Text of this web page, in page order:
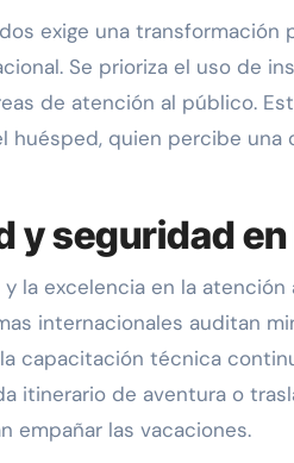
exige una
Se prioriza el uso de
de atención al público.
huésped, quien percibe
y seguridad
la excelencia en la
internacionales auditan
capacitación técnica
itinerario de aventura o
empañar las vacaciones.